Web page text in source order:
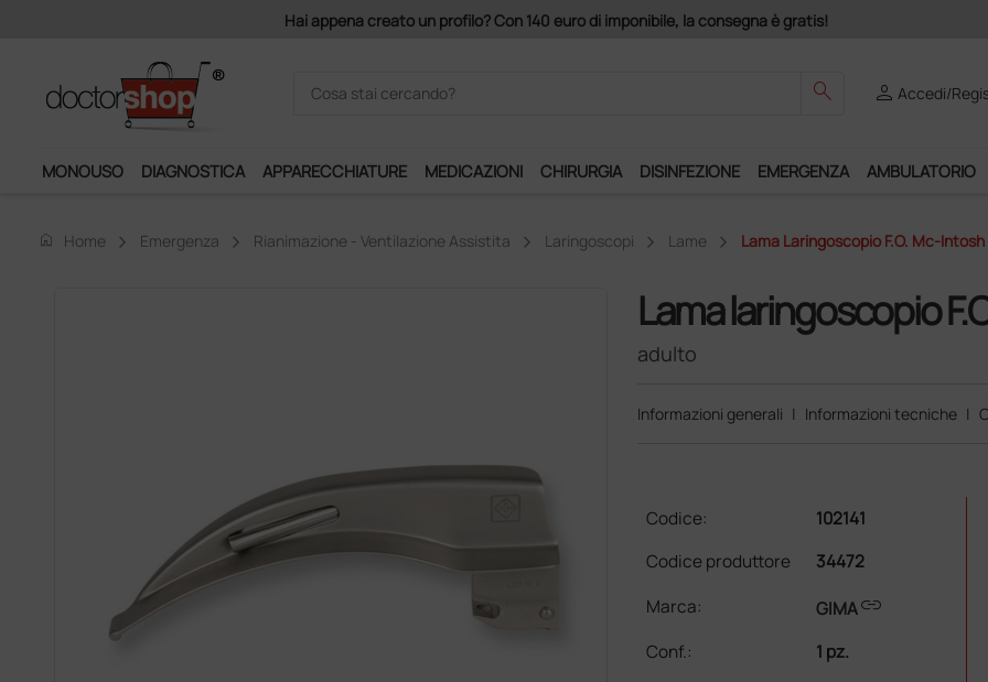
creato un profilo? Con 140 euro di imponibile, la consegna è gratis!
search personAccedi/
MONOUSO DIAGNOSTICA APPARECCHIATURE MEDICAZIONI CHIRURGIA DISINFEZIONE EMERGENZA AMBULATORIO
home Home Emergenza Rianimazione - Ventilazione Assistita Laringoscopi Lame Lama Laringoscopio F.O. Mc-
Lama laringoscopio
adulto
Informazioni generali | Informazioni tecniche |
Codice:
102141
Codice produttore
34472
Marca:
GIMAlink
Conf.:
1 pz.